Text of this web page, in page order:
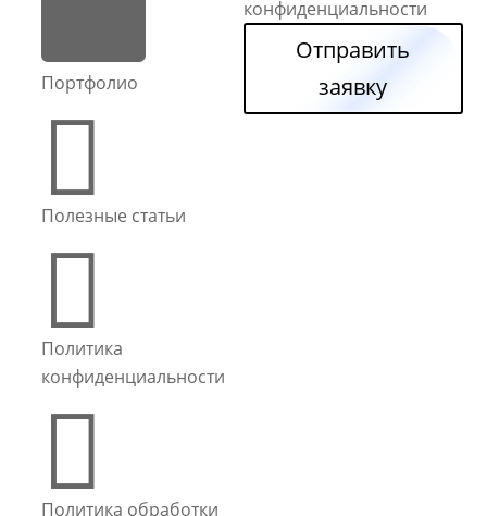
Портфолио

Полезные статьи

Политика
конфиденциальности

Политика обработки
конфиденциальности
Отправить
заявку